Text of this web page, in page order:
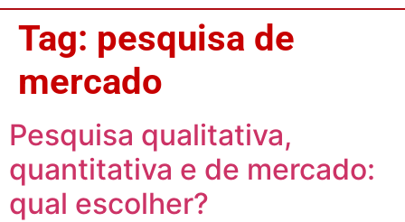
Tag: pesquisa de
mercado
Pesquisa qualitativa,
quantitativa e de mercado:
qual escolher?